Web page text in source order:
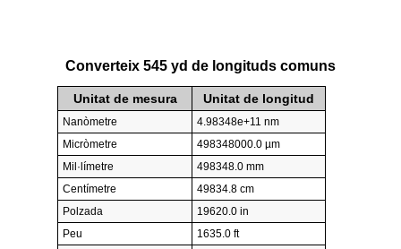
Converteix 545 yd de longituds comuns
Unitat de mesura Unitat de longitud
Nanòmetre
4.98348e+11 nm
Micròmetre
498348000.0 µm
Mil·límetre
498348.0 mm
Centímetre
49834.8 cm
Polzada
19620.0 in
Peu
1635.0 ft